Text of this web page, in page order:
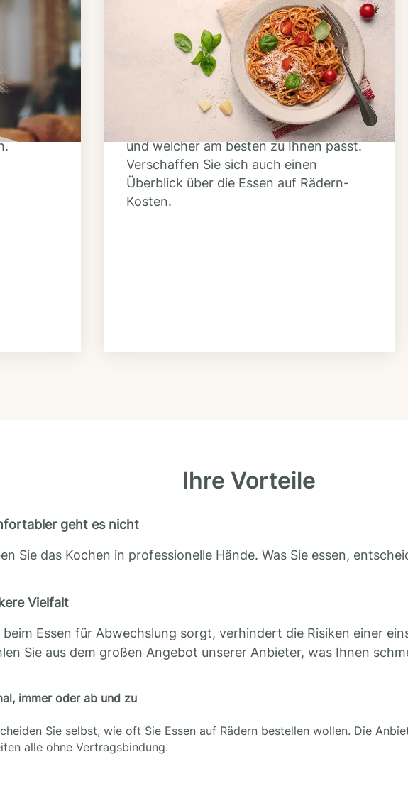
Schritt 2
Anbieter finden
Nutzen Sie unsere große Mahlzeiten-
Dienst-Suche, um herauszufinden,
welche Anbieter es in Ihrer Region gibt
und welcher am besten zu Ihnen passt.
Verschaffen Sie sich auch einen
Überblick über die Essen auf Rädern-
Kosten.
Ihre Vorteile
geht es nicht
Sie das Kochen in professionelle Hände. Was Sie essen,
Vielfalt
beim Essen für Abwechslung sorgt, verhindert die Risiken einer
Sie aus dem großen Angebot unserer Anbieter, was Ihnen
immer oder ab und zu
Sie selbst, wie oft Sie Essen auf Rädern bestellen wollen. Die
alle ohne Vertragsbindung.